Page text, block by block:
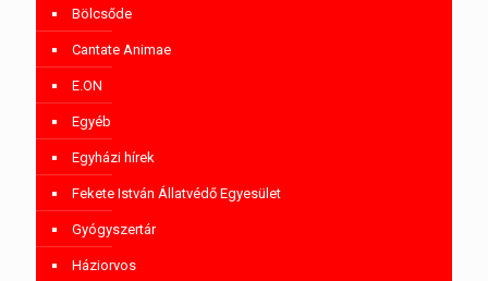
Bölcsőde
Cantate Animae
E.ON
Egyéb
Egyházi hírek
Fekete István Állatvédő Egyesület
Gyógyszertár
Háziorvos